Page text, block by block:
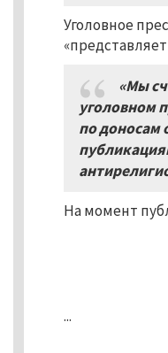
Уголовное
«Мы
уголовном
по доносам
На момент
...